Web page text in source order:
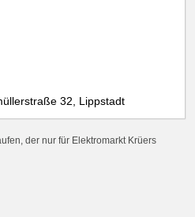
32, Lippstadt
der nur für Elektromarkt Krüers